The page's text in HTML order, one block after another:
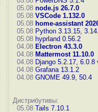
05.08 node.js 26.7.0
05.08 VSCode 1.132.0
05.08 home-assistant
05.08 Python 3.13.15,
05.08 hyprland 0.56.2
04.08 Electron 43.3.0
04.08 Mattermost 11.10.0
04.08 Django 5.2.17, 6.0.8
04.08 Grafana 13.1.2
04.08 GNOME 49.9, 50.4
Дистрибутивы:
05.08 Tails 7.10.1